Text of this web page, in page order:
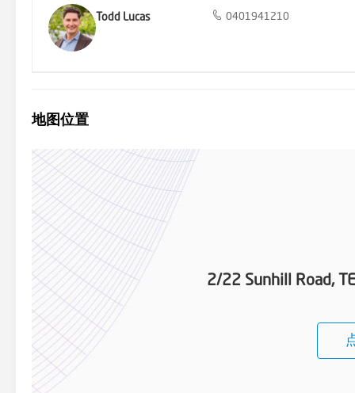
Todd Lucas 0401941210
地图位置
2/22 Sunhill Road,